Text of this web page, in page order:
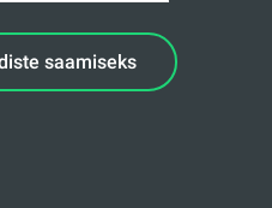
saamiseks